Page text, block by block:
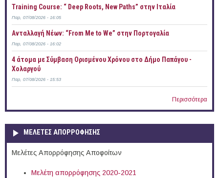
Training Course: “ Deep Roots, New Paths” στην Ιταλία
Παρ, 07/08/2026 - 16:05
Ανταλλαγή Νέων: “From Me to We” στην Πορτογαλία
Παρ, 07/08/2026 - 16:02
4 άτομα με Σύμβαση Ορισμένου Χρόνου στο Δήμο Παπάγου -
Χολαργού
Παρ, 07/08/2026 - 15:53
Περισσότερα
ΜΕΛΕΤΕΣ ΑΠΟΡΡΟΦΗΣΗΣ
Μελέτες Απορρόφησης Αποφοίτων
Μελέτη απορρόφησης 2020-2021